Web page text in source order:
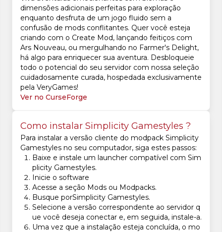
dimensões adicionais perfeitas para exploração
enquanto desfruta de um jogo fluido sem a
confusão de mods conflitantes. Quer você esteja
criando com o Create Mod, lançando feitiços com
Ars Nouveau, ou mergulhando no Farmer's Delight,
há algo para enriquecer sua aventura. Desbloqueie
todo o potencial do seu servidor com nossa seleção
cuidadosamente curada, hospedada exclusivamente
pela VeryGames!
Ver no CurseForge
Como instalar Simplicity Gamestyles ?
Para instalar a versão cliente do modpack Simplicity
Gamestyles no seu computador, siga estes passos:
Baixe e instale um launcher compatível com Sim
plicity Gamestyles.
Inicie o software
Acesse a seção Mods ou Modpacks.
Busque porSimplicity Gamestyles.
Selecione a versão correspondente ao servidor q
ue você deseja conectar e, em seguida, instale-a.
Uma vez que a instalação esteja concluída, o mo